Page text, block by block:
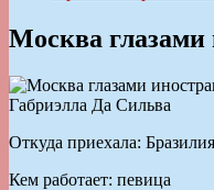
Москва глазами
Габриэлла Да Сильва
Откуда приехала: Бразилия
Кем работает: певица